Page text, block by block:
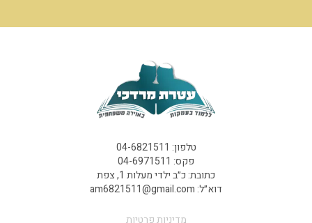
טלפון: 04-6821511
פקס: 04-6971511
כתובת: כ״ב ילדי מעלות 1, צפת
דוא״ל: am6821511@gmail.com
מדיניות פרטיות